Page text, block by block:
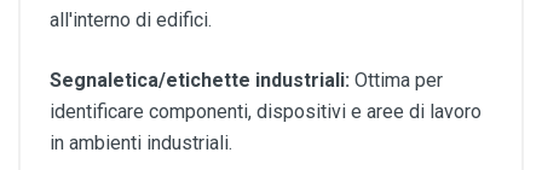
all'interno di edifici.
Segnaletica/etichette industriali: Ottima per
identificare componenti, dispositivi e aree di lavoro
in ambienti industriali.